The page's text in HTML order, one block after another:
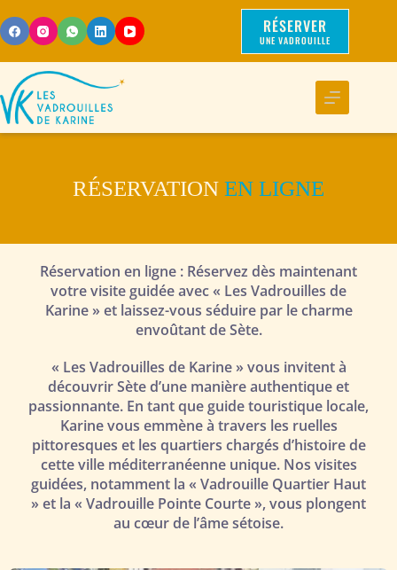
RÉSERVER
UNE VADROUILLE
RÉSERVATION EN LIGNE
Réservation en ligne : Réservez dès maintenant
votre visite guidée avec « Les Vadrouilles de
Karine » et laissez-vous séduire par le charme
envoûtant de Sète.
« Les Vadrouilles de Karine » vous invitent à
découvrir Sète d’une manière authentique et
passionnante. En tant que guide touristique locale,
Karine vous emmène à travers les ruelles
pittoresques et les quartiers chargés d’histoire de
cette ville méditerranéenne unique. Nos visites
guidées, notamment la « Vadrouille Quartier Haut
» et la « Vadrouille Pointe Courte », vous plongent
au cœur de l’âme sétoise.